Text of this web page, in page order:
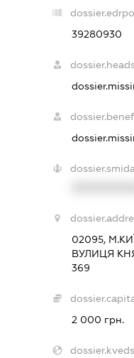
39280930
02095,
ВУЛИЦЯ
369
2 000 грн.